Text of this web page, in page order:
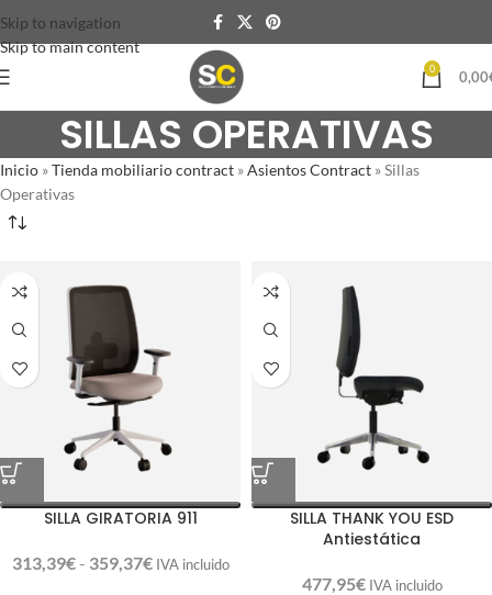
Skip to navigation
Skip to main content
0 0,00
SILLAS OPERATIVAS
Inicio »Tienda mobiliario contract »Asientos Contract »Sillas
Operativas
SILLA GIRATORIA 911
313,39€ - 359,37€ IVA incluido
SILLA THANK YOU ESD
Antiestática
477,95€ IVA incluido